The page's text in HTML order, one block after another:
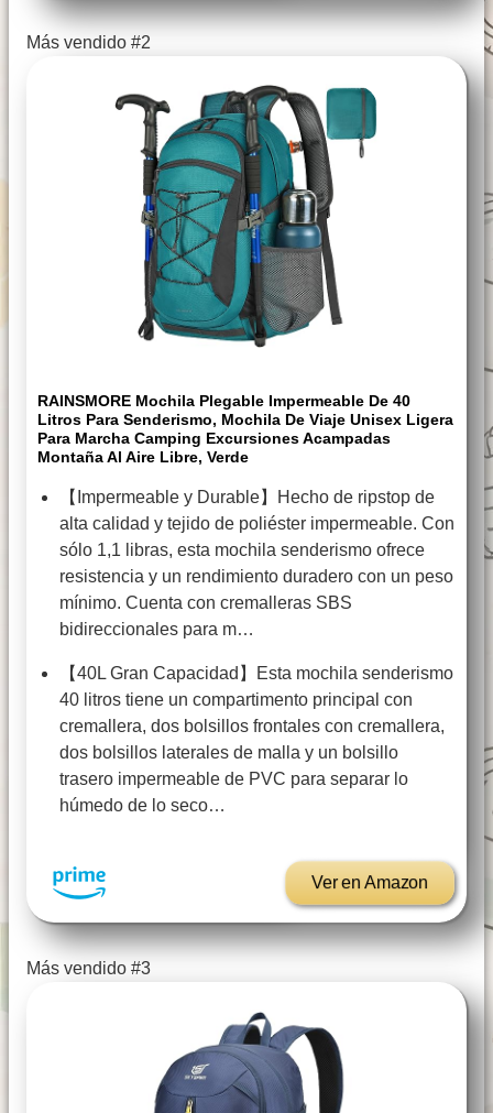
Más vendido #2
RAINSMORE Mochila Plegable Impermeable De 40
Litros Para Senderismo, Mochila De Viaje Unisex Ligera
Para Marcha Camping Excursiones Acampadas
Montaña Al Aire Libre, Verde
【Impermeable y Durable】Hecho de ripstop de
alta calidad y tejido de poliéster impermeable. Con
sólo 1,1 libras, esta mochila senderismo ofrece
resistencia y un rendimiento duradero con un peso
mínimo. Cuenta con cremalleras SBS
bidireccionales para m…
【40L Gran Capacidad】Esta mochila senderismo
40 litros tiene un compartimento principal con
cremallera, dos bolsillos frontales con cremallera,
dos bolsillos laterales de malla y un bolsillo
trasero impermeable de PVC para separar lo
húmedo de lo seco…
Ver en Amazon
Más vendido #3